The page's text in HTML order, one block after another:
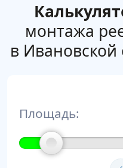
монтажа
в Ивановской
Площадь: